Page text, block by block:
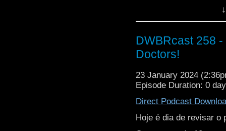
eles são atacados
salvar a música. Ah,
DWBRcast 258
Doctors!
23 January 2024
Episode Duration: 0
Direct Podcast
Hoje é dia de revisar o